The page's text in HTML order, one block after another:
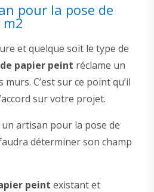
pour la pose de
et quelque soit le type de
papier peint réclame un
C’est sur ce point qu’il
sur votre projet.
artisan pour la pose de
déterminer son champ
peint existant et